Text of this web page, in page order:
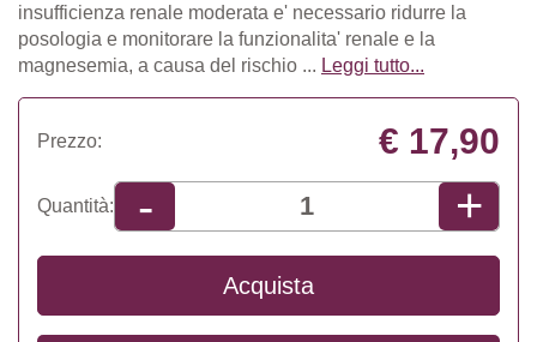
insufficienza renale moderata e' necessario ridurre la
posologia e monitorare la funzionalita' renale e la
magnesemia, a causa del rischio ... Leggi tutto...
Prezzo: € 17,90
Quantità: - +
Acquista